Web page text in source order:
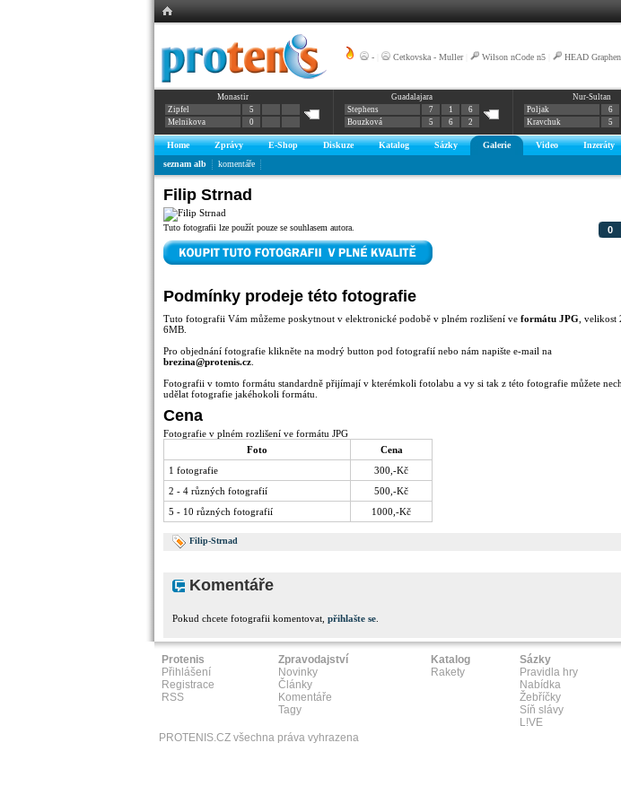
- Cetkovska - Muller| Wilson nCode n5 HEAD
Monastir
Zipfel
5
Melnikova
0
Guadalajara
Stephens
7 1
6
Bouzková
5 6 2
Nur-Sultan
Poljak
6
Kravchuk
5
Home Zprávy E-Shop Diskuze Katalog Sázky Galerie Video Inzeráty
seznam alb
komentáře
Filip Strnad
0
Tuto fotografii lze použít pouze se souhlasem autora.
Podmínky prodeje této fotografie
Tuto fotografii Vám můžeme poskytnout v elektronické podobě v plném rozlišení ve formátu JPG , velikost
6MB.
Pro objednání fotografie klikněte na modrý button pod fotografií nebo nám napište e-mail na
brezina@protenis.cz
Fotografii v tomto formátu standardně přijímají v kterémkoli fotolabu a vy si tak z této fotografie můžete
udělat fotografie jakéhokoli formátu.
Cena
Fotografie v plném rozlišení ve formátu JPG
Foto
Cena
1 fotografie
300,-Kč
2 - 4 různých fotografií
500,-Kč
5 - 10 různých fotografií
1000,-Kč
Filip-Strnad
Komentáře
Pokud chcete fotografii komentovat, přihlašte se
Protenis
Přihlášení
Registrace
RSS
Zpravodajství
Novinky
Články
Komentáře
Tagy
Katalog
Rakety
Sázky
Pravidla hry
Nabídka
Žebříčky
Síň slávy
L!VE
PROTENIS.CZ všechna práva vyhrazena